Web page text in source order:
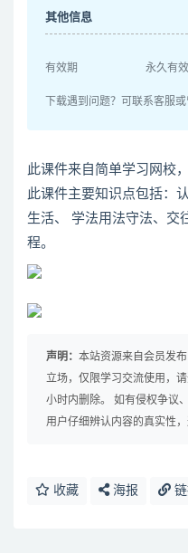
其他信息
有效期 永久有效
下载遇到问题？可联系客服
此课件来自简单学习网校
此课件主要知识点包括：
生活、 学法用法守法、交
程。
声明： 本站资源来自会员发
立场，仅限学习交流使用，
小时内删除。 如有侵权争议
用户仔细辨认内容的真实性，
收藏 海报